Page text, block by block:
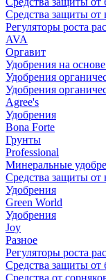
Средства защиты от
Регуляторы роста
AVA
Оргавит
Удобрения на
Удобрения
Удобрения
Agree's
Удобрения
Bona Forte
Грунты
Professional
Минеральные
Средства защиты от
Удобрения
Green World
Удобрения
Joy
Разное
Регуляторы роста
Средства защиты от
Средства от